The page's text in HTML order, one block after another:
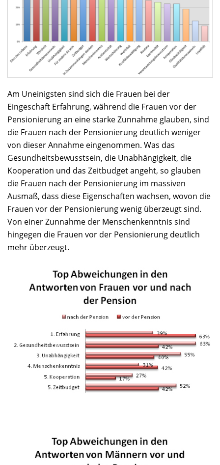
Am Uneinigsten sind sich die Frauen bei der
Eingeschaft Erfahrung, während die Frauen vor der
Pensionierung an eine starke Zunnahme glauben, sind
die Frauen nach der Pensionierung deutlich weniger
von dieser Annahme eingenommen. Was das
Gesundheitsbewusstsein, die Unabhängigkeit, die
Kooperation und das Zeitbudget angeht, so glauben
die Frauen nach der Pensionierung im massiven
Ausmaß, dass diese Eigenschaften wachsen, wovon die
Frauen vor der Pensionierung wenig überzeugt sind.
Von einer Zunnahme der Menschenkenntnis sind
hingegen die Frauen vor der Pensionierung deutlich
mehr überzeugt.